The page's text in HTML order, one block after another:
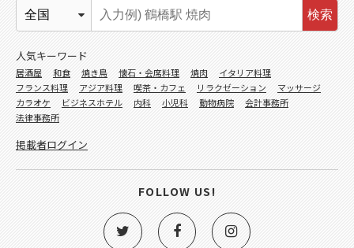
検索
人気キーワード
居酒屋 和食 焼き鳥 懐石・会席料理 焼肉
イタリア料理
フランス料理
アジア料理 喫茶・カフェ リラクゼーション
マッサージ
カラオケ
ビジネスホテル 内科 小児科 動物病院
会計事務所
法律事務所
掲載者ログイン
FOLLOW US!